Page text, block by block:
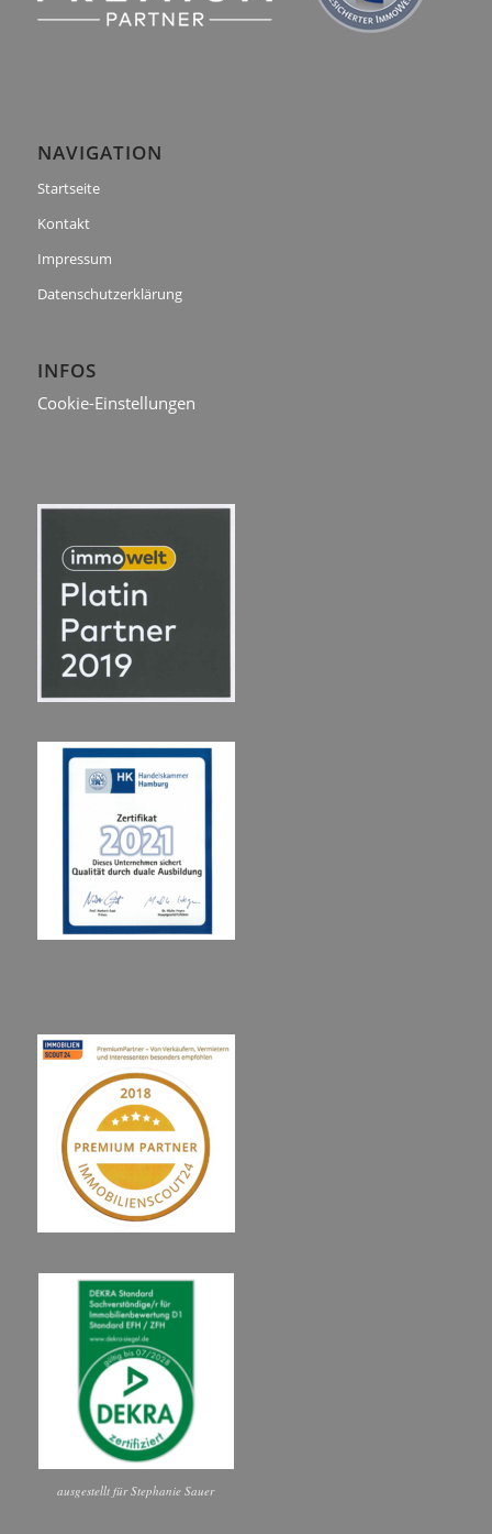
NAVIGATION
Startseite
Kontakt
Impressum
Datenschutzerklärung
INFOS
Cookie-Einstellungen
ausgestellt für Stephanie Sauer